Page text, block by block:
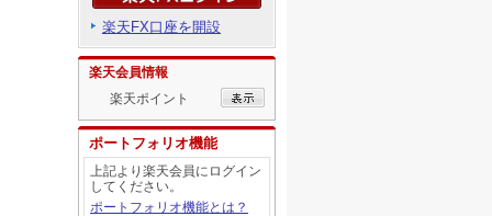
楽天FX口座を開設
楽天会員情報
楽天ポイント
ポートフォリオ機能
上記より楽天会員にログイン
してください。
ポートフォリオ機能とは？